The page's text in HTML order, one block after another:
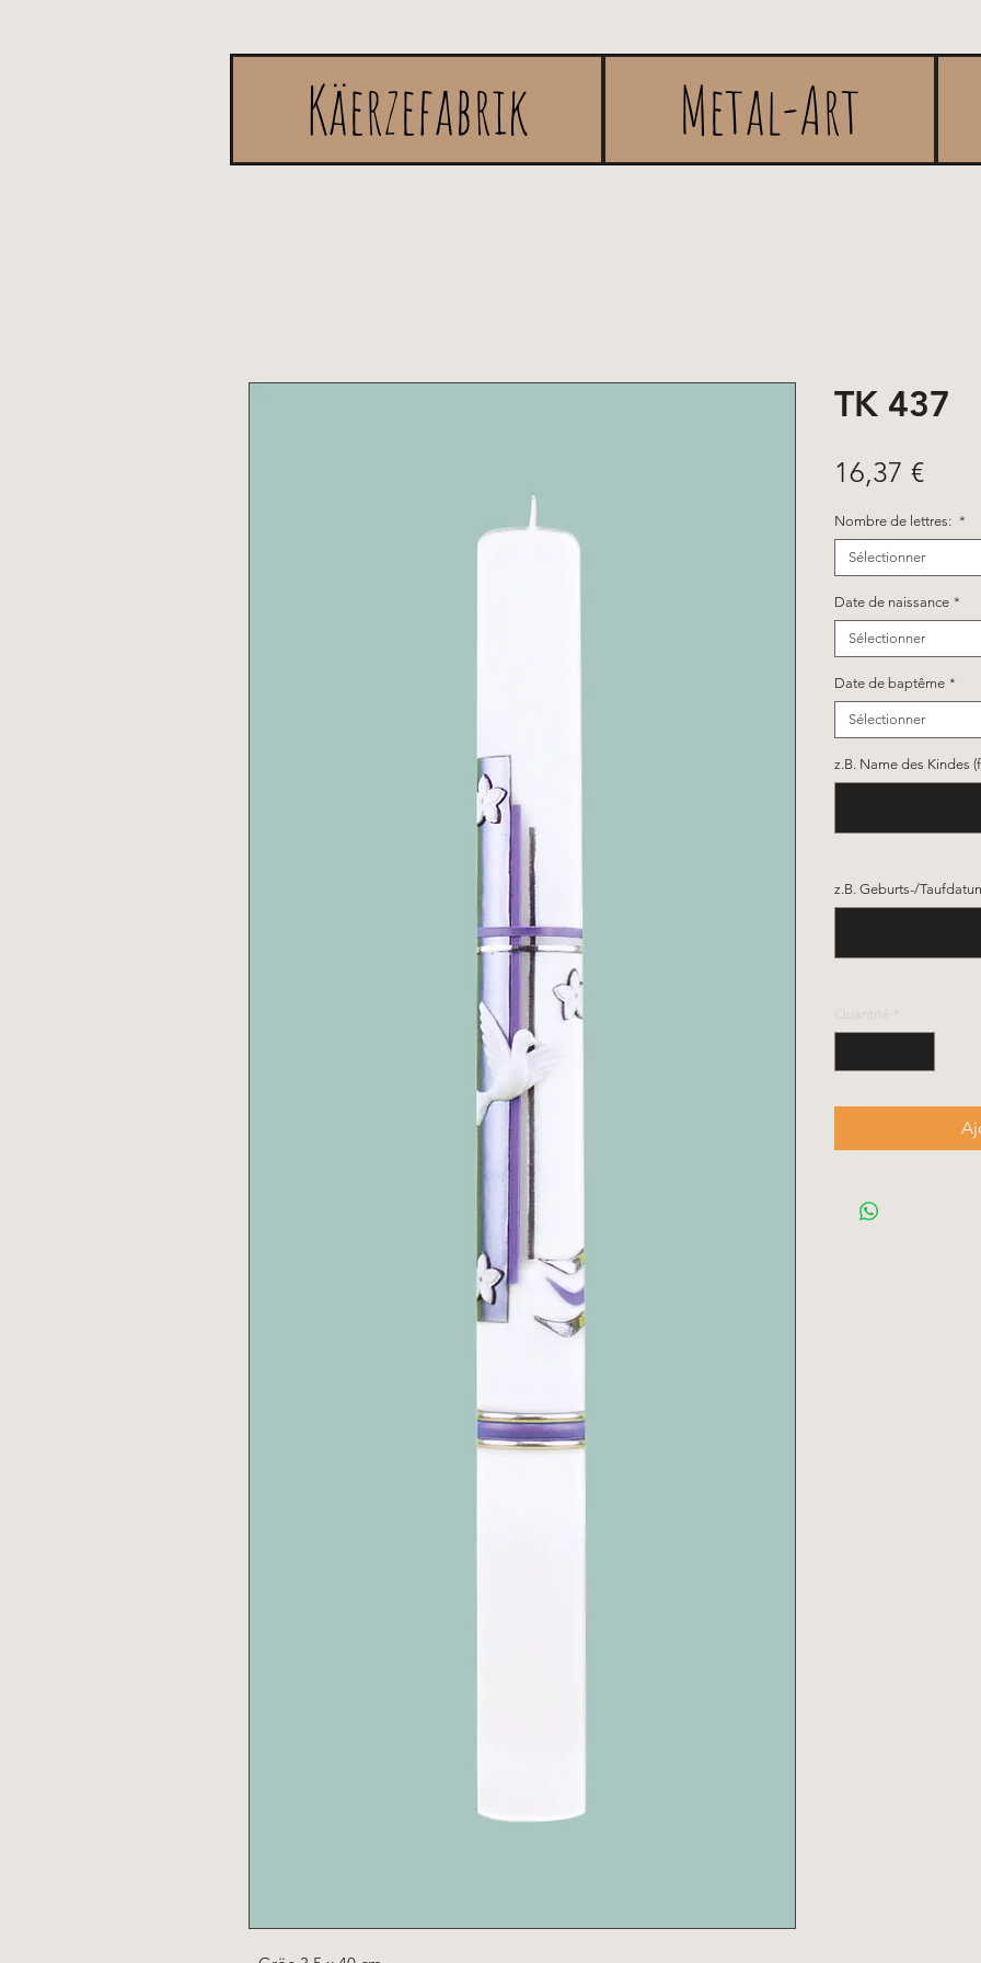
Käerzefabrik Metal-Art
TK 437
16,37 €Prix
Nombre de lettres: *
Sélectionner
Date de naissance *
Sélectionner
Date de baptême *
Sélectionner
z.B. Name des Kindes
z.B. Geburts-/
Quantité